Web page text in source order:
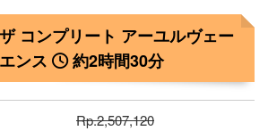
コンプリート アーユルヴェー
ンス
約2時間30分
Rp.2,507,120